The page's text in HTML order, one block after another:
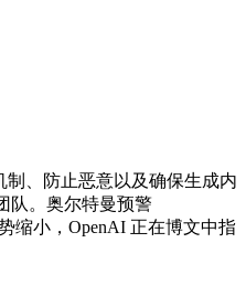
、防止恶意以及确保生成内
队。奥尔特曼预警
缩小，OpenAI 正在博文中指